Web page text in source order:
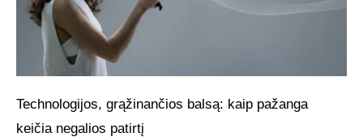
Technologijos, grąžinančios balsą: kaip pažanga
keičia negalios patirtį